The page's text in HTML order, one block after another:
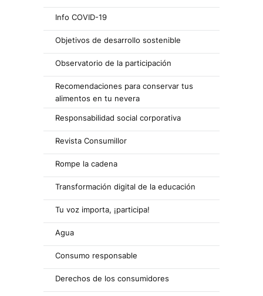
Info COVID-19
Objetivos de desarrollo sostenible
Observatorio de la participación
Recomendaciones para conservar tus
alimentos en tu nevera
Responsabilidad social corporativa
Revista Consumillor
Rompe la cadena
Transformación digital de la educación
Tu voz importa, ¡participa!
Agua
Consumo responsable
Derechos de los consumidores